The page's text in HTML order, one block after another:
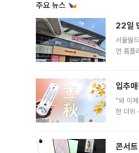
주요 뉴스
22일
서울월
연 홈플
입추
“와 이
한 더위
콘서